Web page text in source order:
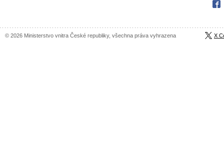
© 2026 Ministerstvo vnitra České republiky, všechna práva vyhrazena X